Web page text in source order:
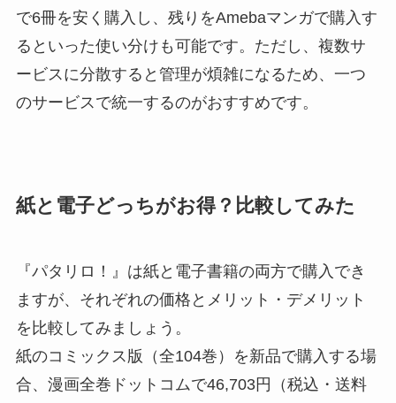
で6冊を安く購入し、残りをAmebaマンガで購入す
るといった使い分けも可能です。ただし、複数サ
ービスに分散すると管理が煩雑になるため、一つ
のサービスで統一するのがおすすめです。
紙と電子どっちがお得？比較してみた
『パタリロ！』は紙と電子書籍の両方で購入でき
ますが、それぞれの価格とメリット・デメリット
を比較してみましょう。
紙のコミックス版（全104巻）を新品で購入する場
合、漫画全巻ドットコムで46,703円（税込・送料